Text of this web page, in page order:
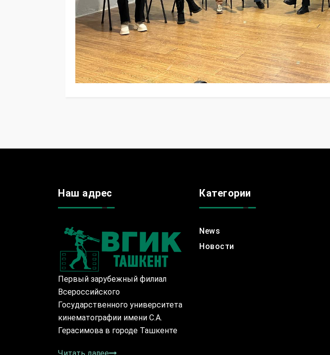
Наш адрес
Первый зарубежный филиал
Всероссийского
Государственного университета
кинематографии имени С.А.
Герасимова в городе Ташкенте
Категории
News
Новости